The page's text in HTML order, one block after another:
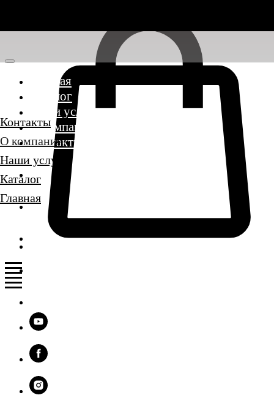
Главная
Каталог
Наши услуги
О компании
Контакты
Контакты
О компании
Наши услуги
Каталог
Главная